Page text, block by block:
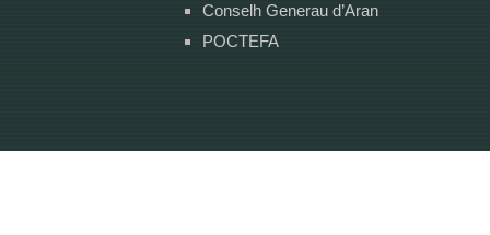
Conselh Generau d’Aran
POCTEFA